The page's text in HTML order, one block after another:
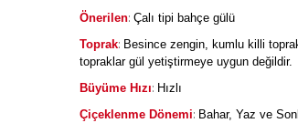
Önerilen: Çalı tipi bahçe gülü
Toprak: Besince zengin, kumlu killi
topraklar gül yetiştirmeye uygun değildir.
Büyüme Hızı: Hızlı
Çiçeklenme Dönemi: Bahar, Yaz ve